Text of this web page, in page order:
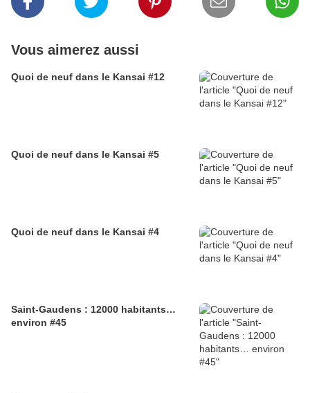
Vous aimerez aussi
Quoi de neuf dans le Kansai #12
Quoi de neuf dans le Kansai #5
Quoi de neuf dans le Kansai #4
Saint-Gaudens : 12000 habitants…
environ #45